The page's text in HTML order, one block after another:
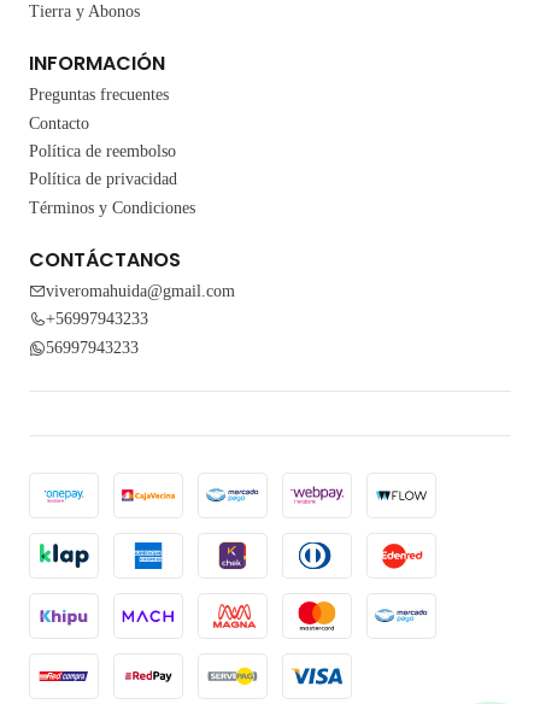
Tierra y Abonos
INFORMACIÓN
Preguntas frecuentes
Contacto
Política de reembolso
Política de privacidad
Términos y Condiciones
CONTÁCTANOS
viveromahuida@gmail.com
+56997943233
56997943233